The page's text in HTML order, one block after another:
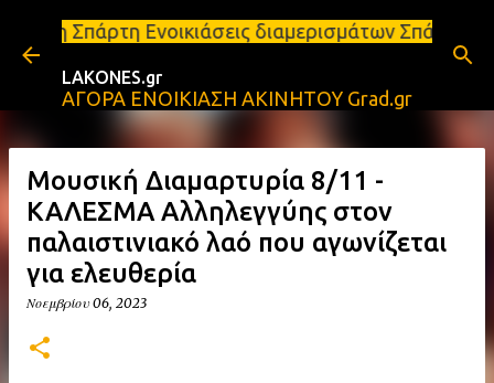
Μετάβαση στο κύριο περιεχόμενο
διαμερισμάτων Σπάρτη και
LAKONES.gr
ΑΓΟΡΑ ΕΝΟΙΚΙΑΣΗ ΑΚΙΝΗΤΟΥ Grad.gr
Μουσική Διαμαρτυρία 8/11 -
ΚΑΛΕΣΜΑ Αλληλεγγύης στον
παλαιστινιακό λαό που αγωνίζεται
για ελευθερία
Νοεμβρίου 06, 2023